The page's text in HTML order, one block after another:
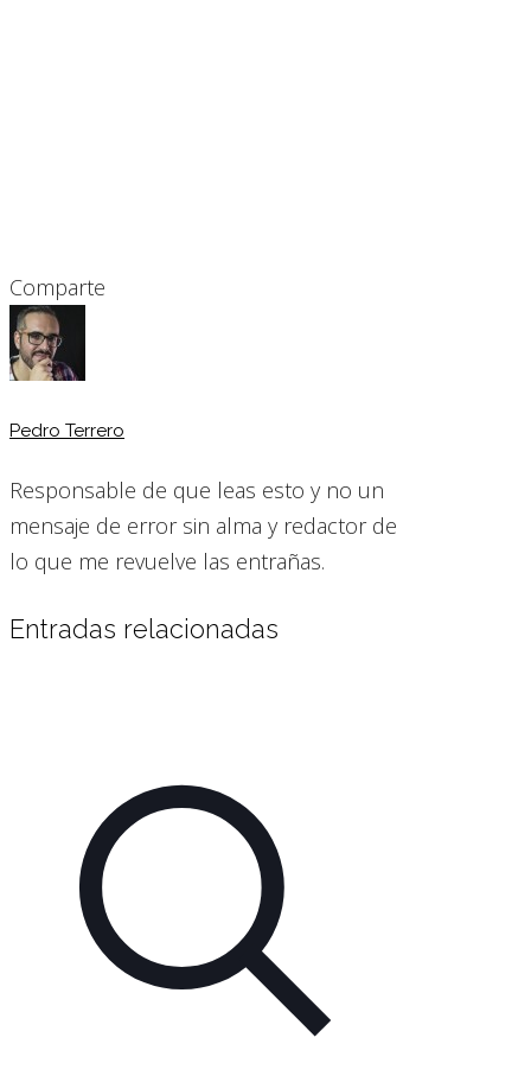
Comparte
Pedro Terrero
Responsable de que leas esto y no un
mensaje de error sin alma y redactor de
lo que me revuelve las entrañas.
Entradas relacionadas